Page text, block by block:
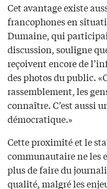
Cet avantage existe
francophones en
Dumaine, qui
discussion, souligne
reçoivent encore de
des photos du public.
rassemblement, les
connaître. C’est aussi
démocratique.»
Cette proximité et le
communautaire ne les
plus de faire du
qualité, malgré les